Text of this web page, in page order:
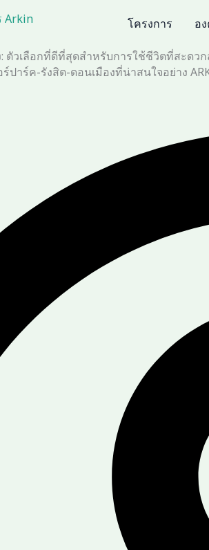
โครงการ อ
ตัวเลือกที่ดีที่สุดสำหรับการใช้ชีวิตที่สะดว
ปาร์ค-รังสิต-ดอนเมืองที่น่าสนใจอย่าง